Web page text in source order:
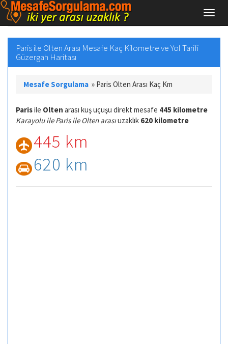
Paris ile Olten Arası Mesafe Kaç Kilometre ve Yol Tarifi
Güzergah Haritası
Mesafe Sorgulama » Paris Olten Arası Kaç Km
Parisile Olten arası kuş uçuşu direkt mesafe 445 kilometre
Karayolu ile Paris ile Olten arasıuzaklık 620 kilometre
445 km
620 km